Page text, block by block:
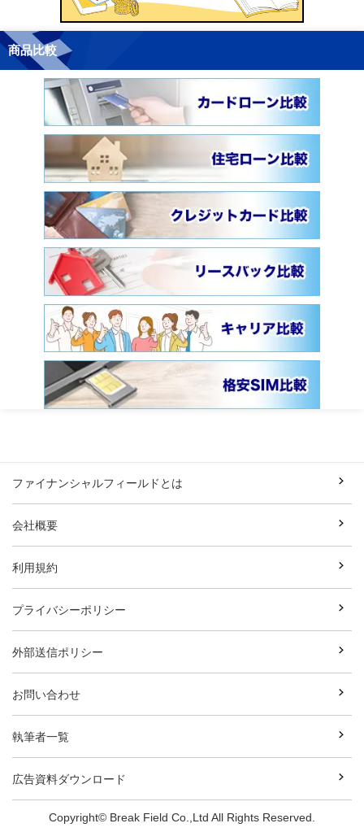
商品比較
ファイナンシャルフィールドとは
会社概要
利用規約
プライバシーポリシー
外部送信ポリシー
お問い合わせ
執筆者一覧
広告資料ダウンロード
Copyright© Break Field Co.,Ltd All Rights Reserved.